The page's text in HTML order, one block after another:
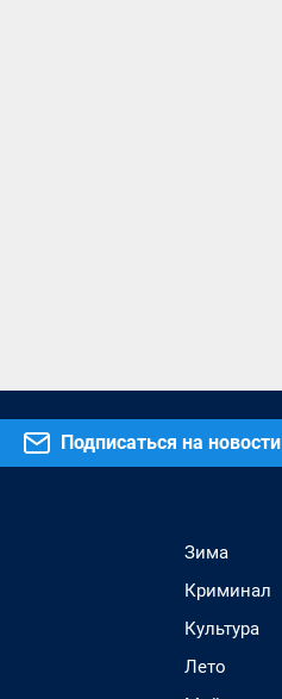
Подписаться на новости
Зима
Криминал
Культура
Лето